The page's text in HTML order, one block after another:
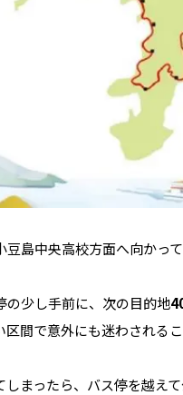
豆島中央高校方面へ向かっ
の少し手前に、次の目的地
間で意外にも迷わされるこ
しまったら、バス停を越え